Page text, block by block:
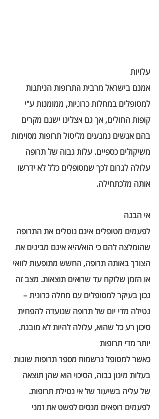
עלויות
אמנם בישראל מרבית התרופות הניתנות
למטופלים במחלות כרוניות, ממומנות ע"י
קופות החולים, אך גם אצלינו ישנם מקרים
בהם אנשים נמנעים מליטול תרופות מסוימות
משיקולים כספיים. עלות גבוה של תרופה
עלולה לגרום לכך שמטופלים כלל לא ידרשו
אותה מלכתחילה.
אי הבנה
לפעמים מטופלים אינם נוטלים את התרופה
שהומלצה להם כי הוא/היא אינם מבינים את
הצורך באותה תרופה, החשש מתופעות לוואי
או הזמן שלוקח עד שרואים תוצאות. מצב זה
נכון בעיקר למטופלים עם מחלה כרונית –
נטילה מדי יום של תרופה שנועדה להפחית
סיכון רע כל שהוא, עלולה להיות לא מובנת.
יותר מדי תרופות
כאשר למטופל נרשמות מספר תרופות שונות
בעלות מינון גבוה, הסיכוי הוא שהן תוצאה
של עליה בשיעור של אי נטילת תרופות.
לפעמים רופאים מנסים לפשט את זמני